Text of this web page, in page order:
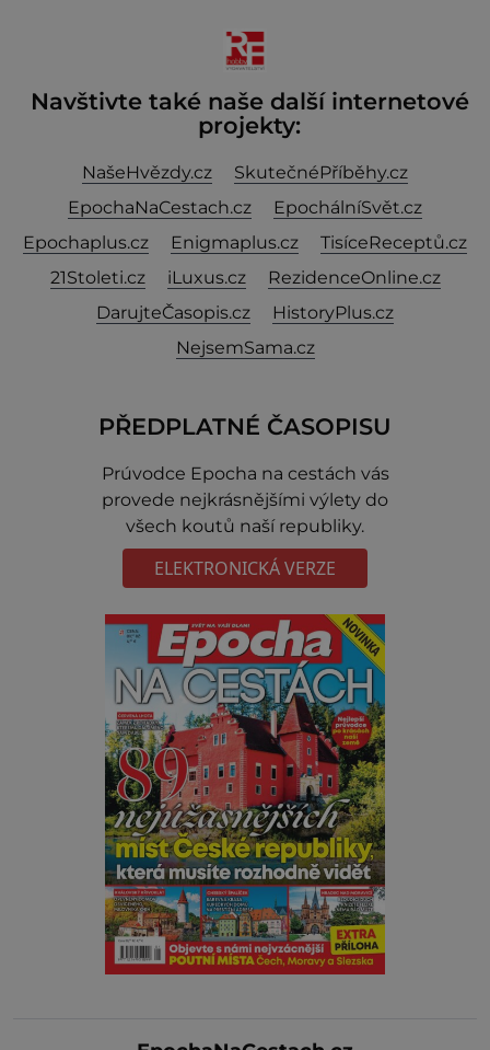
Navštivte také naše další internetové
projekty:
NašeHvězdy.cz
SkutečnéPříběhy.cz
EpochaNaCestach.cz
EpochálníSvět.cz
Epochaplus.cz
Enigmaplus.cz
TisíceReceptů.cz
21Stoleti.cz
iLuxus.cz
RezidenceOnline.cz
DarujteČasopis.cz
HistoryPlus.cz
NejsemSama.cz
PŘEDPLATNÉ ČASOPISU
Prúvodce Epocha na cestách vás
provede nejkrásnějšími výlety do
všech koutů naší republiky.
ELEKTRONICKÁ VERZE